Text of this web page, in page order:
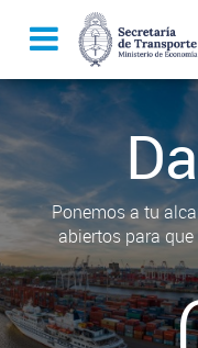
Ponemos a tu
abiertos para